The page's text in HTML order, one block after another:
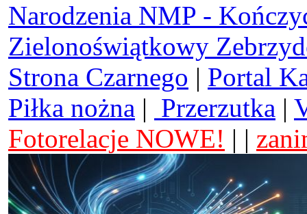
Narodzenia NMP -
Zielonoświątkowy
Strona Czarnego | Portal
Piłka nożna | Przerzutka |
Fotorelacje NOWE! | |